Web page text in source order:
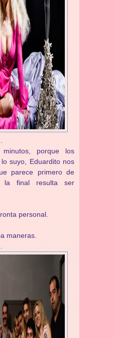
porque los
suyo, Eduardito nos
parece primero de
la final resulta ser
personal.
maneras.